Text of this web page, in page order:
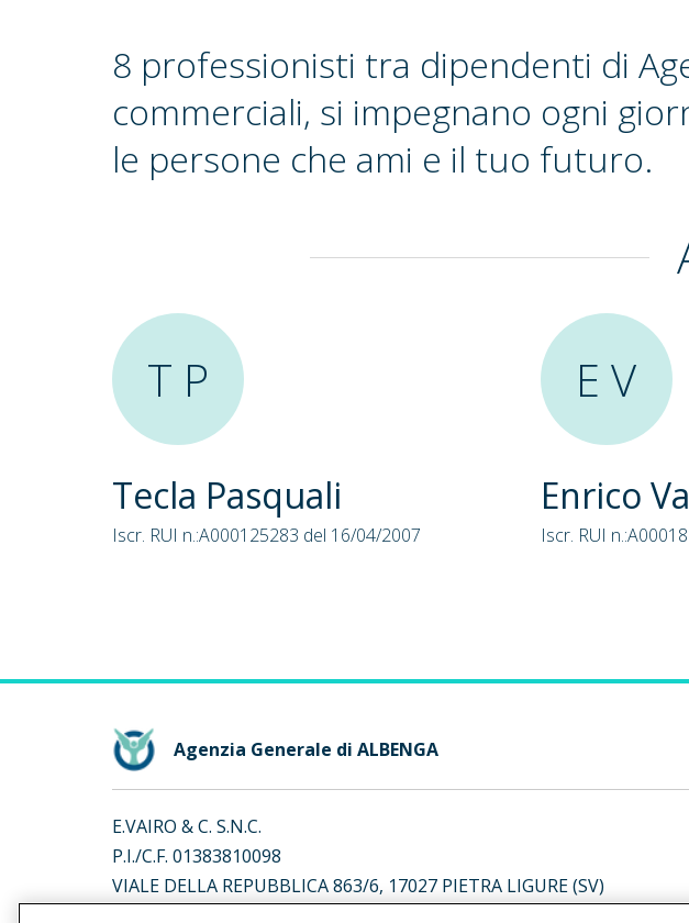
8 professionisti tra dipendenti di
commerciali, si impegnano ogni
le persone che ami e il tuo futuro.
T P
Tecla Pasquali
Iscr. RUI n.:A000125283 del 16/04/2007
E V
Enrico
Iscr. RUI
Agenzia Generale di ALBENGA
E.VAIRO & C. S.N.C.
P.I./C.F. 01383810098
VIALE DELLA REPUBBLICA 863/6, 17027 PIETRA LIGURE (SV)